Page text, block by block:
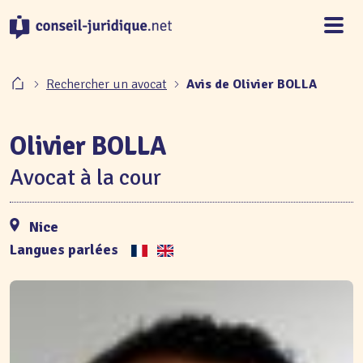
Rechercher un avocat Avis de Olivier BOLLA
Olivier BOLLA
Avocat à la cour
Nice
Langues parlées